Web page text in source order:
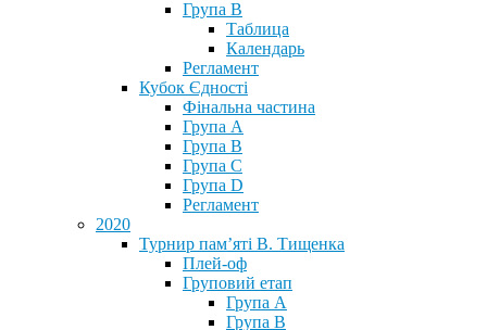
Група В
Таблица
Календарь
Регламент
Кубок Єдності
Фінальна частина
Група А
Група В
Група С
Група D
Регламент
2020
Турнир пам’яті В. Тищенка
Плей-оф
Груповий етап
Група А
Група В